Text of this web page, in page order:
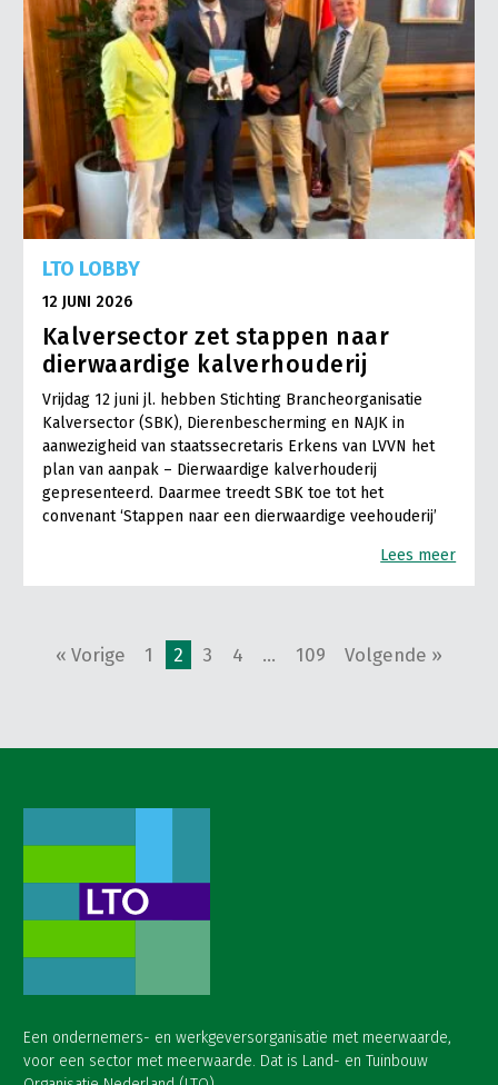
LTO LOBBY
12 JUNI 2026
Kalversector zet stappen naar
dierwaardige kalverhouderij
Vrijdag 12 juni jl. hebben Stichting Brancheorganisatie
Kalversector (SBK), Dierenbescherming en NAJK in
aanwezigheid van staatssecretaris Erkens van LVVN het
plan van aanpak – Dierwaardige kalverhouderij
gepresenteerd. Daarmee treedt SBK toe tot het
convenant ‘Stappen naar een dierwaardige veehouderij’
Lees meer
« Vorige 1 2 3 4 … 109 Volgende »
Een ondernemers- en werkgeversorganisatie met meerwaarde,
voor een sector met meerwaarde. Dat is Land- en Tuinbouw